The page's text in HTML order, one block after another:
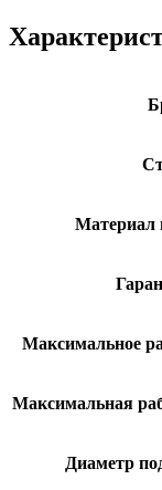
Материал
Максимальное
Максимальная
Диаметр